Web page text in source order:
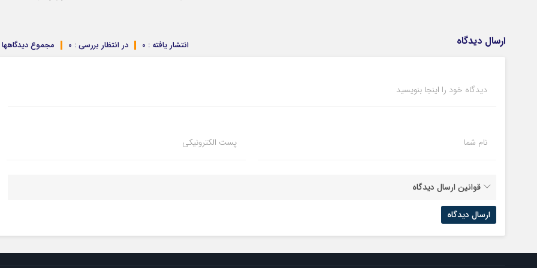
ارسال دیدگاه مجموع دیدگاهها در انتظار بررسی : 0 انتشار یافته : 0
دیدگاه خود را اینجا بنویسید
نام شما پست الکترونیکی
قوانین ارسال دیدگاه